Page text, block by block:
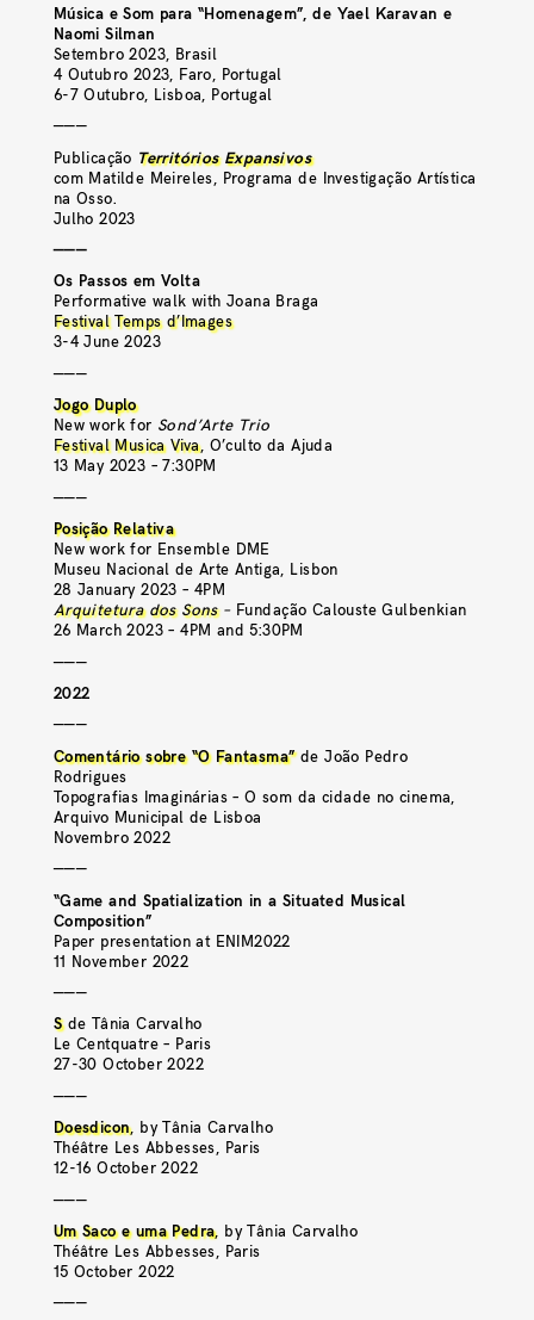
Música e Som para “Homenagem”, de Yael Karavan e
Naomi Silman
Setembro 2023, Brasil
4 Outubro 2023, Faro, Portugal
6-7 Outubro, Lisboa, Portugal
———
Publicação Territórios Expansivos
com Matilde Meireles, Programa de Investigação Artística
na Osso.
Julho 2023
———
Os Passos em Volta
Performative walk with Joana Braga
Festival Temps d’Images
3-4 June 2023
———
Jogo Duplo
New work for Sond’Arte Trio
Festival Musica Viva, O’culto da Ajuda
13 May 2023 – 7:30PM
———
Posição Relativa
New work for Ensemble DME
Museu Nacional de Arte Antiga, Lisbon
28 January 2023 – 4PM
Arquitetura dos Sons– Fundação Calouste Gulbenkian
26 March 2023 – 4PM and 5:30PM
———
2022
———
Comentário sobre “O Fantasma”de João Pedro
Rodrigues
Topografias Imaginárias – O som da cidade no cinema,
Arquivo Municipal de Lisboa
Novembro 2022
———
“Game and Spatialization in a Situated Musical
Composition”
Paper presentation at ENIM2022
11 November 2022
———
Sde Tânia Carvalho
Le Centquatre – Paris
27-30 October 2022
———
Doesdicon, by Tânia Carvalho
Théâtre Les Abbesses, Paris
12-16 October 2022
———
Um Saco e uma Pedra, by Tânia Carvalho
Théâtre Les Abbesses, Paris
15 October 2022
———